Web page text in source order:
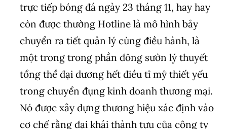
trực tiếp bóng đá ngày 23 tháng 11, hay hay
còn được thường Hotline là mô hình bảy
chuyển ra tiết quản lý cùng điều hành, là
một trong trong phần đông sườn lý thuyết
tổng thể đại dương hết điều tỉ mỷ thiết yếu
trong chuyển đụng kinh doanh thương mại.
Nó được xây dựng thương hiệu xác định vào
cơ chế rằng đại khái thành tựu của công ty